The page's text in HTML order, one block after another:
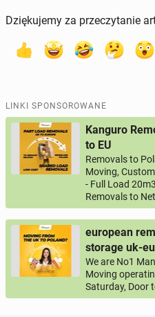
Dziękujemy za przeczytanie
LINKI SPONSOROWANE
Kanguro
to EU
Removals to
Moving,
- Full Load
Removals to
european
storage uk-eu
We are No1
Moving
Saturday, Door